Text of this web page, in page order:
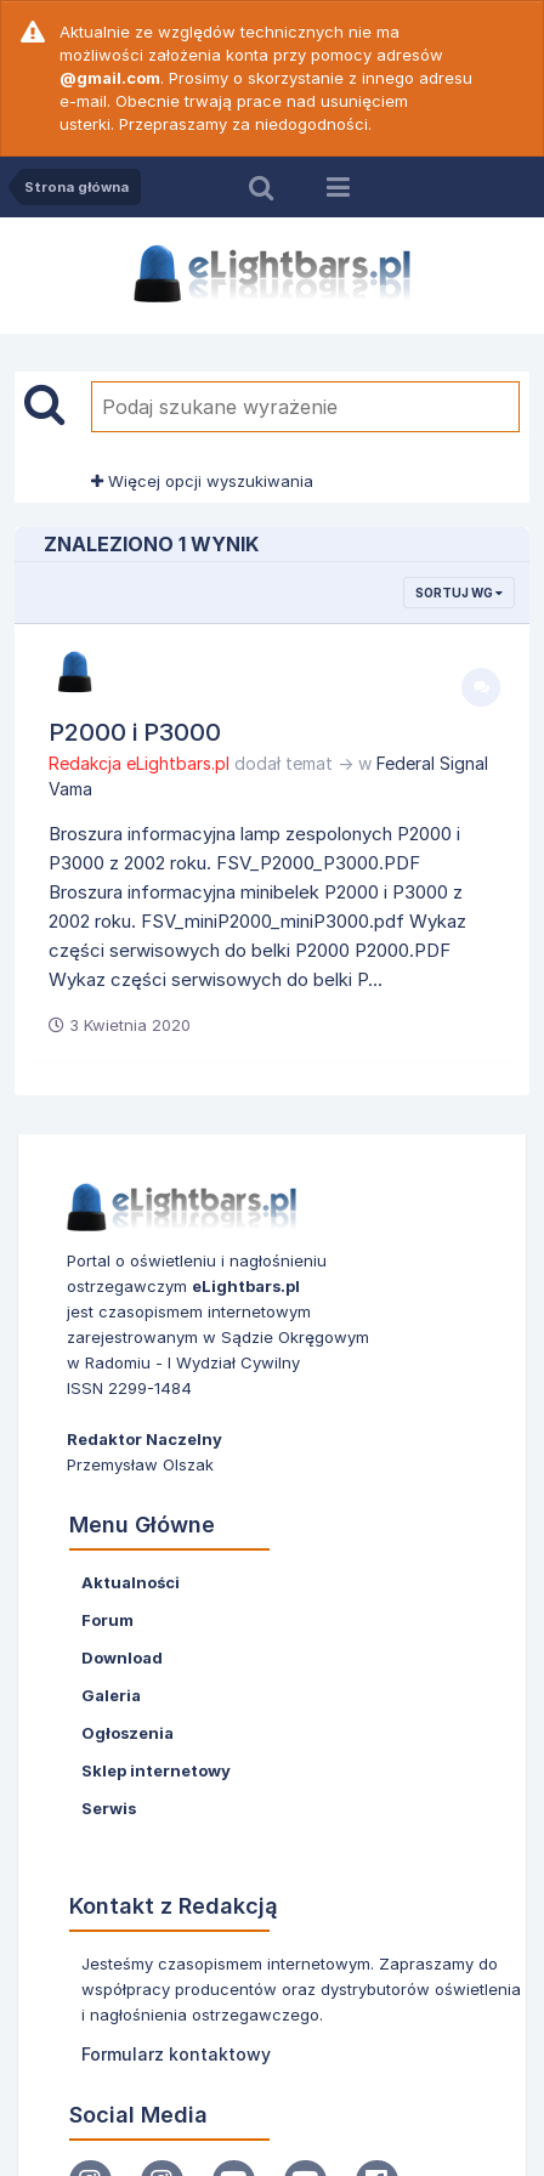
Aktualnie ze względów technicznych nie ma
możliwości założenia konta przy pomocy adresów
@gmail.com. Prosimy o skorzystanie z innego adresu
e-mail. Obecnie trwają prace nad usunięciem
usterki. Przepraszamy za niedogodności.
Strona główna
Więcej opcji wyszukiwania
ZNALEZIONO 1 WYNIK
SORTUJ WG
P2000 i P3000
Redakcja eLightbars.pl dodał temat → w Federal Signal
Vama
Broszura informacyjna lamp zespolonych P2000 i
P3000 z 2002 roku. FSV_P2000_P3000.PDF
Broszura informacyjna minibelek P2000 i P3000 z
2002 roku. FSV_miniP2000_miniP3000.pdf Wykaz
części serwisowych do belki P2000 P2000.PDF
Wykaz części serwisowych do belki P...
3 Kwietnia 2020
Portal o oświetleniu i nagłośnieniu
ostrzegawczym eLightbars.pl
jest czasopismem internetowym
zarejestrowanym w Sądzie Okręgowym
w Radomiu - I Wydział Cywilny
ISSN 2299-1484
Redaktor Naczelny
Przemysław Olszak
Menu Główne
Aktualności
Forum
Download
Galeria
Ogłoszenia
Sklep internetowy
Serwis
Kontakt z Redakcją
Jesteśmy czasopismem internetowym. Zapraszamy do
współpracy producentów oraz dystrybutorów oświetlenia
i nagłośnienia ostrzegawczego.
Formularz kontaktowy
Social Media